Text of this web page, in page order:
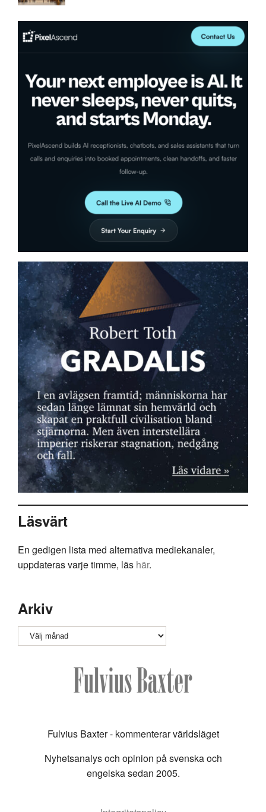
Läsvärt
En gedigen lista med alternativa mediekanaler,
uppdateras varje timme, läs här.
Arkiv
Arkiv
Fulvius Baxter - kommenterar världsläget
Nyhetsanalys och opinion på svenska och
engelska sedan 2005.